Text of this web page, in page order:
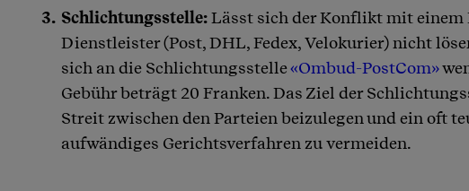
Schlichtungsstelle:Lässt sich der Konflikt mit einem
Dienstleister (Post, DHL, Fedex, Velokurier) nicht
sich an die Schlichtungsstelle«Ombud-PostCom»
Gebühr beträgt 20 Franken. Das Ziel der
Streit zwischen den Parteien beizulegen und ein oft
aufwändiges Gerichtsverfahren zu vermeiden.